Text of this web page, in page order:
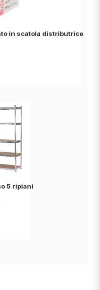
in scatola distributrice
5 ripiani